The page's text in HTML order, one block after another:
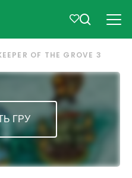
OF THE GROVE 3
ГРУ